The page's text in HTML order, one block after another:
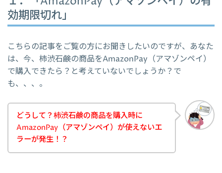
効期限切れ」
こちらの記事をご覧の方にお聞きしたいのですが、あなた
は、今、柿渋石鹸の商品をAmazonPay（アマゾンペイ）
で購入できたら？と考えていないでしょうか？で
も、、、。
どうして？柿渋石鹸の商品を購入時に
AmazonPay（アマゾンペイ）が使えないエ
ラーが発生！？